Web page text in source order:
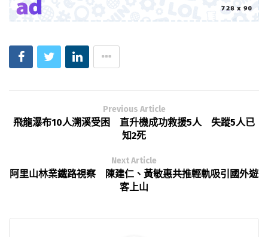
Previous Article
飛龍瀑布10人溯溪受困 直升機成功救援5人 失蹤5人已
知2死
Next Article
阿里山林業鐵路視察 陳建仁、黃敏惠共推輕軌吸引國外遊
客上山